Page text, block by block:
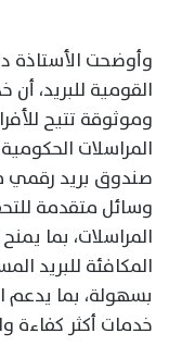
وأوضحت الأستاذة
القومية للبريد،
وموثوقة تتيح
المراسلات
صندوق بريد رقمي
وسائل متقدمة
المراسلات، بما
المكافئة للبريد
بسهولة، بما
خدمات أكثر كفاءة